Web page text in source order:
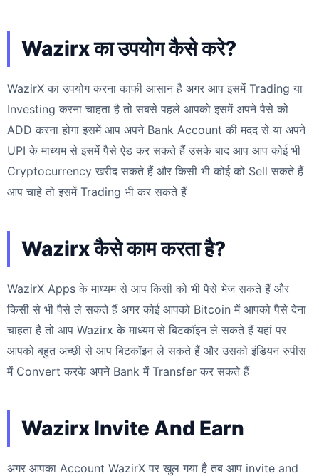
Wazirx का उपयोग कैसे करे?
WazirX का उपयोग करना काफी आसान है अगर आप इसमें Trading या
Investing करना चाहता है तो सबसे पहले आपको इसमें अपने पैसे को
ADD करना होगा इसमें आप अपने Bank Account की मदद से या अपने
UPI के माध्यम से इसमें पैसे ऐड कर सकते हैं उसके बाद आप आप कोई भी
Cryptocurrency खरीद सकते हैं और किसी भी कोई को Sell सकते हैं
आप चाहे तो इसमें Trading भी कर सकते हैं
Wazirx कैसे काम करता है?
WazirX Apps के माध्यम से आप किसी को भी पैसे भेज सकते हैं और
किसी से भी पैसे ले सकते हैं अगर कोई आपको Bitcoin में आपको पैसे देना
चाहता है तो आप Wazirx के माध्यम से बिटकॉइन ले सकते हैं यहां पर
आपको बहुत अच्छी से आप बिटकॉइन ले सकते हैं और उसको इंडियन रुपीस
में Convert करके अपने Bank में Transfer कर सकते हैं
Wazirx Invite And Earn
अगर आपका Account WazirX पर खुल गया है तब आप invite and